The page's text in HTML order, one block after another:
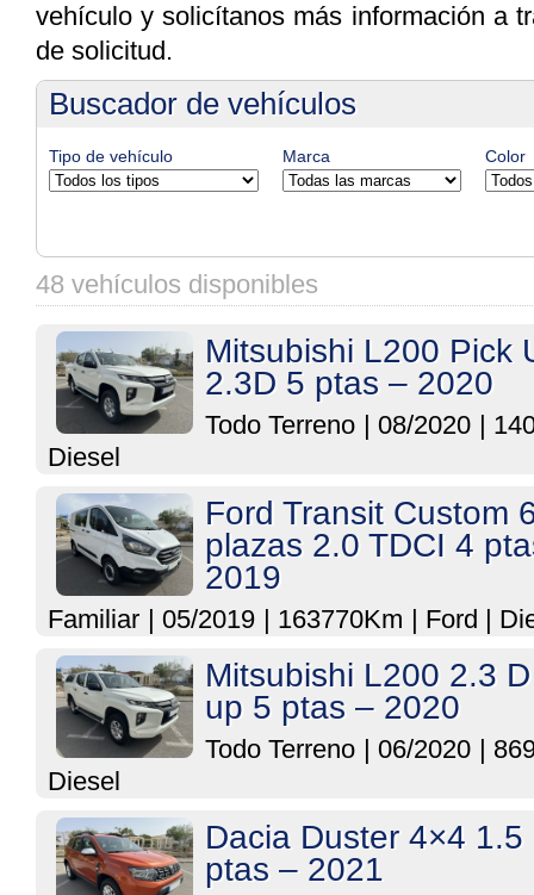
vehículo y solicítanos más información a
de solicitud.
Buscador de vehículos
Tipo de vehículo Marca Color
48 vehículos disponibles
Mitsubishi L200 Pick
2.3D 5 ptas – 2020
Todo Terreno | 08/2020 |
Diesel
Ford Transit Custom
plazas 2.0 TDCI 4
2019
Familiar | 05/2019 | 163770Km | Ford |
Mitsubishi L200 2.3
up 5 ptas – 2020
Todo Terreno | 06/2020 |
Diesel
Dacia Duster 4×4 1.5
ptas – 2021